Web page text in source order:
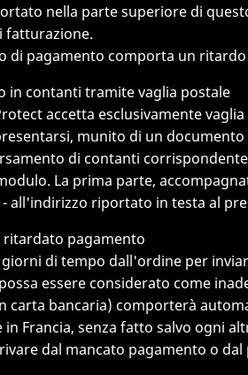
nella parte superiore di
fatturazione.
di pagamento comporta un
in contanti tramite vaglia postale
accetta esclusivamente
munito di un
di contanti
La prima parte,
all'indirizzo riportato in testa al
ritardato pagamento
giorni di tempo dall'ordine per
essere considerato come
carta bancaria) comporterà
in Francia, senza fatto salvo ogni
dal mancato pagamento o